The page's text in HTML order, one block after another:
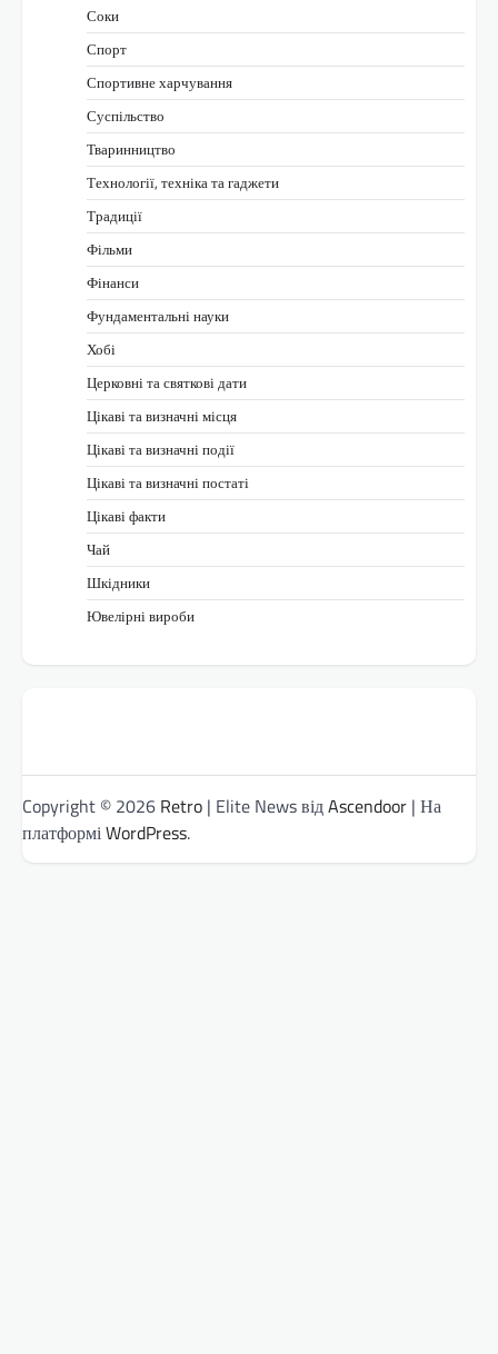
Соки
Спорт
Спортивне харчування
Суспільство
Тваринництво
Технології, техніка та гаджети
Традиції
Фільми
Фінанси
Фундаментальні науки
Хобі
Церковні та святкові дати
Цікаві та визначні місця
Цікаві та визначні події
Цікаві та визначні постаті
Цікаві факти
Чай
Шкідники
Ювелірні вироби
Copyright © 2026 Retro | Elite News відAscendoor | На
платформіWordPress.